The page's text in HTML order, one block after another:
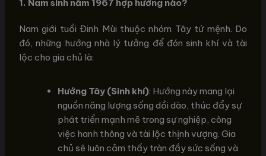
1. Nam sinh năm 1967 hợp hướng nào?
Nam giới tuổi Đinh Mùi thuộc nhóm Tây tứ mệnh. Do
đó, những hướng nhà lý tưởng để đón sinh khí và tài
lộc cho gia chủ là:
Hướng Tây (Sinh khí): Hướng này mang lại
nguồn năng lượng sống dồi dào, thúc đẩy sự
phát triển mạnh mẽ trong sự nghiệp, công
việc hanh thông và tài lộc thịnh vượng. Gia
chủ sẽ luôn cảm thấy tràn đầy sức sống và